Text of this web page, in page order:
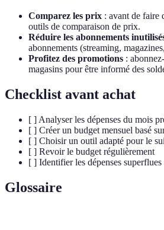
Comparez les prix : avant de faire
outils de comparaison de prix.
Réduire les abonnements
abonnements (streaming,
Profitez des promotions :
magasins pour être informé des
Checklist avant achat
[ ] Analyser les dépenses du mois
[ ] Créer un budget mensuel basé
[ ] Choisir un outil adapté pour le
[ ] Revoir le budget régulièrement
[ ] Identifier les dépenses superflues
Glossaire